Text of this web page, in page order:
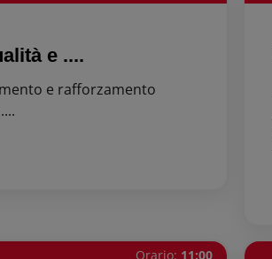
e ....
e rafforzamento
Orario: 11:00